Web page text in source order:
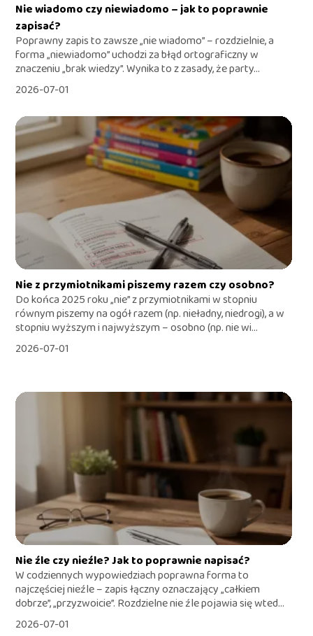
Nie wiadomo czy niewiadomo – jak to poprawnie
zapisać?
Poprawny zapis to zawsze „nie wiadomo” – rozdzielnie, a
forma „niewiadomo” uchodzi za błąd ortograficzny w
znaczeniu „brak wiedzy”. Wynika to z zasady, że party...
2026-07-01
Nie z przymiotnikami piszemy razem czy osobno?
Do końca 2025 roku „nie” z przymiotnikami w stopniu
równym piszemy na ogół razem (np. nieładny, niedrogi), a w
stopniu wyższym i najwyższym – osobno (np. nie wi...
2026-07-01
Nie źle czy nieźle? Jak to poprawnie napisać?
W codziennych wypowiedziach poprawna forma to
najczęściej nieźle – zapis łączny oznaczający „całkiem
dobrze”, „przyzwoicie”. Rozdzielne nie źle pojawia się wted...
2026-07-01